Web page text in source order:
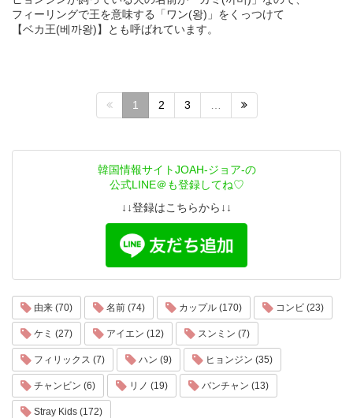
フィーリングで王を意味する「ワン(왕)」をくっつけて
【ベカ王(베까왕)】とも呼ばれています。
1 2 3
韓国情報サイトJOAH-ジョア-の
公式LINE＠も登録してね♡
↓↓登録はこちらから↓↓
由来 (70) 名前 (74) カップル (170) コンビ (23)
ケミ (27) アイエン (12) スンミン (7)
フィリックス (7) ハン (9) ヒョンジン (35)
チャンビン (6) リノ (19) バンチャン (13)
Stray Kids (172)